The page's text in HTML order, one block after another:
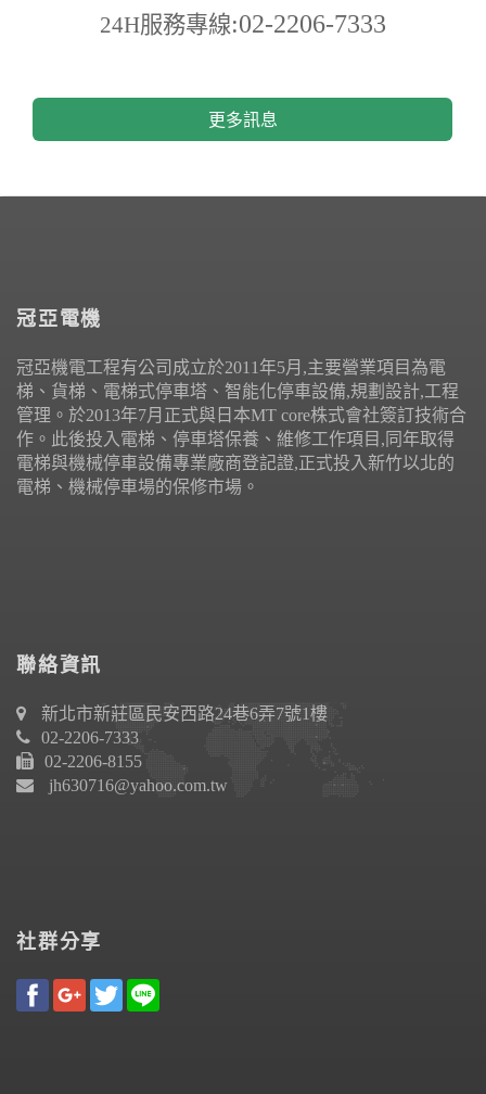
24H服務專線:02-2206-7333
更多訊息
冠亞電機
冠亞機電工程有公司成立於2011年5月,主要營業項目為電
梯、貨梯、電梯式停車塔、智能化停車設備,規劃設計,工程
管理。於2013年7月正式與日本MT core株式會社簽訂技術合
作。此後投入電梯、停車塔保養、維修工作項目,同年取得
電梯與機械停車設備專業廠商登記證,正式投入新竹以北的
電梯、機械停車場的保修市場。
聯絡資訊
新北市新莊區民安西路24巷6弄7號1樓
02-2206-7333
02-2206-8155
jh630716@yahoo.com.tw
社群分享